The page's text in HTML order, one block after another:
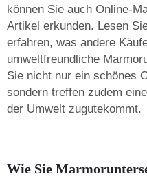
können Sie auch Online-
Artikel erkunden. Lesen
erfahren, was andere
umweltfreundliche
Sie nicht nur ein schönes
sondern treffen zudem
der Umwelt zugutekommt.
Wie Sie